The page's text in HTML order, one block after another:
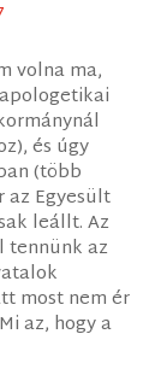
volna ma,
és úgy
(több
az Egyesült
leállt. Az
tennünk az
most nem ér
az, hogy a